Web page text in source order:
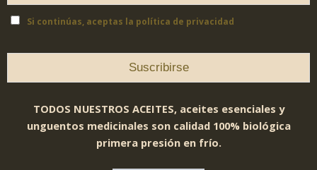
Si continúas, aceptas la política de privacidad
TODOS NUESTROS ACEITES, aceites esenciales y
unguentos medicinales son calidad 100% biológica
primera presión en frío.